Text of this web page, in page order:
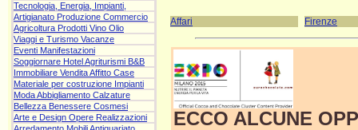
Tecnologia, Energia, Impianti,
Artigianato Produzione Commercio
Agricoltura Prodotti Vino Olio
Viaggi e Turismo Vacanze
Eventi Manifestazioni
Soggiornare Hotel Agriturismi B&B
Immobiliare Vendita Affitto Case
Materiale per costruzione Impianti
Moda Abbigliamento Calzature
Bellezza Benessere Cosmesi
Arte e Design Opere Realizzazioni
Affari Firenze
ECCO ALCUNE